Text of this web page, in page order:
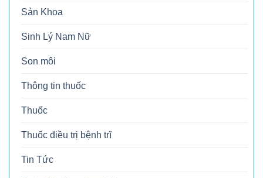
Sản Khoa
Sinh Lý Nam Nữ
Son môi
Thông tin thuốc
Thuốc
Thuốc điều trị bệnh trĩ
Tin Tức